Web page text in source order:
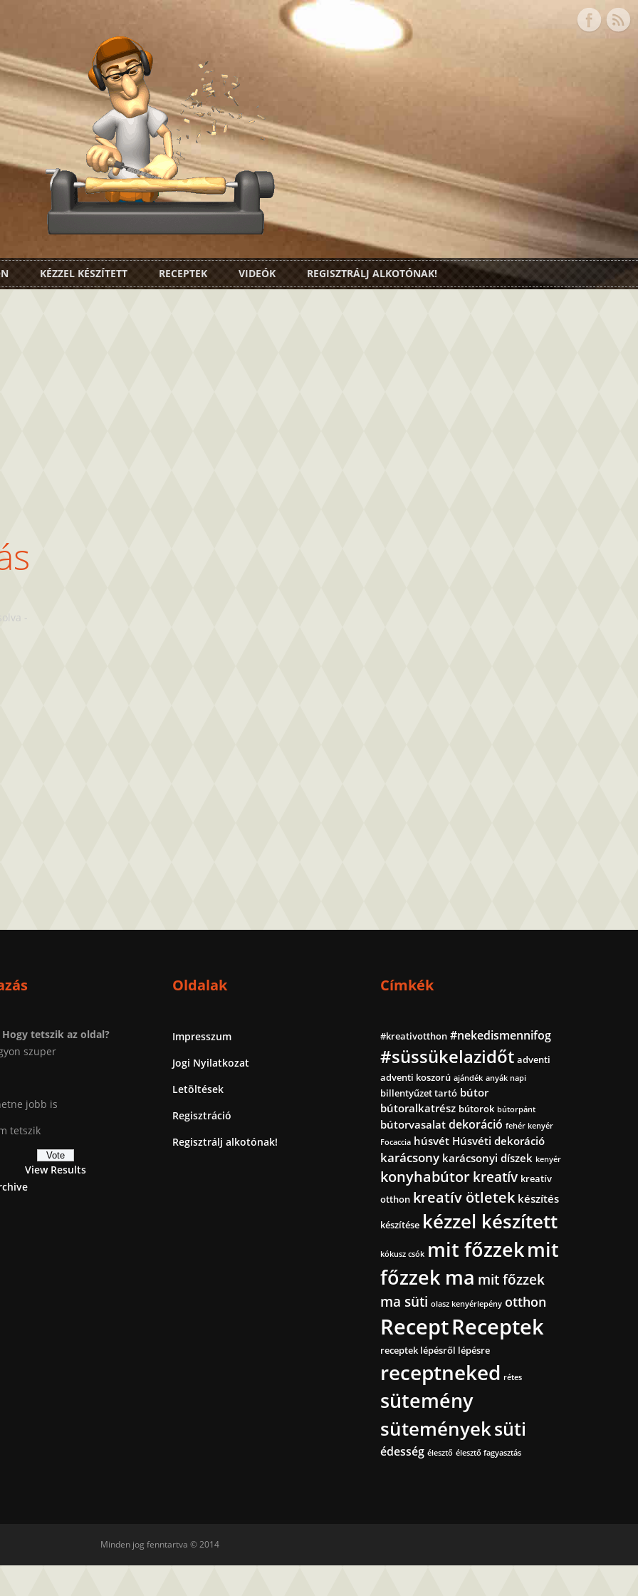
KÉZZEL KÉSZÍTETT RECEPTEK VIDEÓK REGISZTRÁLJ ALKOTÓNAK!
-
Hogy tetszik az oldal?
szuper
jobb is
tetszik
View Results
Oldalak
Impresszum
Jogi Nyilatkozat
Letöltések
Regisztráció
Regisztrálj alkotónak!
Címkék
#kreativotthon #nekedismennifog
#süssükelazidőt adventi
adventi koszorú ajándék anyák napi
billentyűzet tartó bútor
bútoralkatrész bútorok bútorpánt
bútorvasalat dekoráció fehér kenyér
Focaccia húsvét Húsvéti dekoráció
karácsony karácsonyi díszek kenyér
konyhabútor kreatív kreatív
otthon kreatív ötletek készítés
készítése kézzel készített
kókusz csók mit főzzekmit
főzzek ma mit főzzek
ma süti olasz kenyérlepény otthon
ReceptReceptek
receptek lépésről lépésre
receptneked rétes
sütemény
süteményeksüti
édesség élesztő élesztő fagyasztás
Minden jog fenntartva © 2014